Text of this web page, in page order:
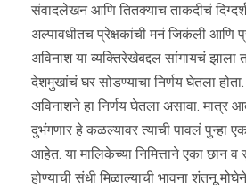
संवादलेखन आणि तितक्याच ताकदीचं
अल्पावधीतच प्रेक्षकांची मनं जिकंली आणि
अविनाश या व्यक्तिरेखेबद्दल सांगायचं झाला
देशमुखांचं घर सोडण्याचा निर्णय घेतला
अविनाशने हा निर्णय घेतला असावा.
दुभंगणार हे कळल्यावर त्याची पावलं पुन्हा
आहेत. या मालिकेच्या निमित्ताने एका छान
होण्याची संधी मिळाल्याची भावना शंतनू